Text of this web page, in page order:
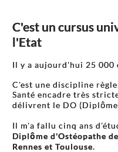
C'est un cursus
l'Etat
Il y a aujourd'hui 25 000
C'est une discipline
Santé encadre très
délivrent le DO
Il m'a fallu cinq ans
Diplôme d'Ostéopathe
Rennes et Toulouse.